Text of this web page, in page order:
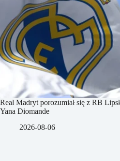
Real Madryt porozumiał się z RB
Yana Diomande
2026-08-06